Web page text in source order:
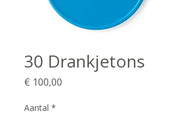
30 Drankjetons
€ 100,00
Aantal *